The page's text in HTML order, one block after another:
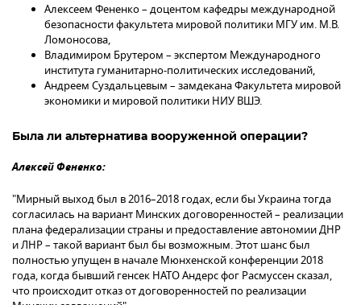
Алексеем Фененко – доцентом кафедры международной
безопасности факультета мировой политики МГУ им. М.В.
Ломоносова,
Владимиром Брутером – экспертом Международного
института гуманитарно-политических исследований,
Андреем Суздальцевым – замдекана Факультета мировой
экономики и мировой политики НИУ ВШЭ.
Была ли альтернатива вооруженной операции?
Алексей Фененко:
"Мирный выход был в 2016–2018 годах, если бы Украина тогда
согласилась на вариант Минских договоренностей – реализации
плана федерализации страны и предоставление автономии ДНР
и ЛНР – такой вариант был бы возможным. Этот шанс был
полностью упущен в начале Мюнхенской конференции 2018
года, когда бывший генсек НАТО Андерс фог Расмуссен сказал,
что происходит отказ от договоренностей по реализации